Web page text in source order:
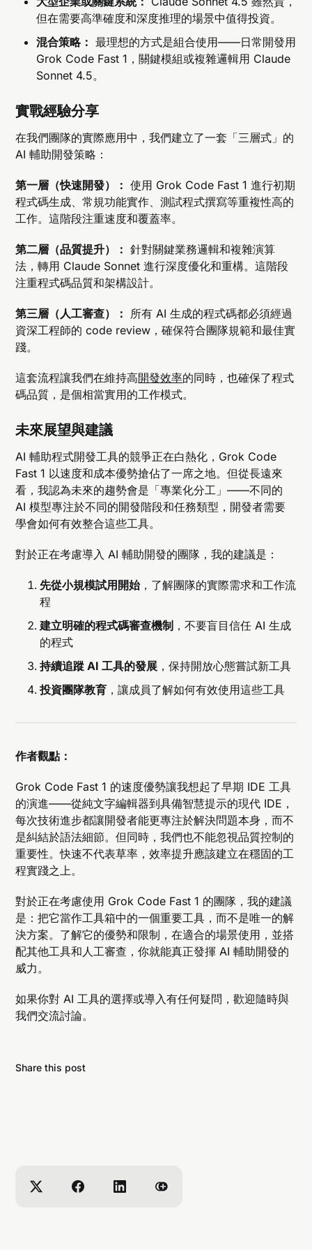
但在需要高準確度和深度推理的場景中值得投資。
混合策略： 最理想的方式是組合使用——日常開發用
Grok Code Fast 1，關鍵模組或複雜邏輯用 Claude
Sonnet 4.5。
實戰經驗分享
在我們團隊的實際應用中，我們建立了一套「三層式」的
AI 輔助開發策略：
第一層（快速開發）： 使用 Grok Code Fast 1 進行初期
程式碼生成、常規功能實作、測試程式撰寫等重複性高的
工作。這階段注重速度和覆蓋率。
第二層（品質提升）： 針對關鍵業務邏輯和複雜演算
法，轉用 Claude Sonnet 進行深度優化和重構。這階段
注重程式碼品質和架構設計。
第三層（人工審查）：
所有 AI 生成的程式碼都必須經過
資深工程師的 code review，確保符合團隊規範和最佳實
踐。
這套流程讓我們在維持高開發效率的同時，也確保了程式
碼品質，是個相當實用的工作模式。
未來展望與建議
AI 輔助程式開發工具的競爭正在白熱化，Grok Code
Fast 1 以速度和成本優勢搶佔了一席之地。但從長遠來
看，我認為未來的趨勢會是「專業化分工」——不同的
AI 模型專注於不同的開發階段和任務類型，開發者需要
學會如何有效整合這些工具。
對於正在考慮導入 AI 輔助開發的團隊，我的建議是：
先從小規模試用開始，了解團隊的實際需求和工作流
程
建立明確的程式碼審查機制 ，不要盲目信任 AI 生成
的程式
持續追蹤 AI 工具的發展 ，保持開放心態嘗試新工具
投資團隊教育 ，讓成員了解如何有效使用這些工具
作者觀點：
Grok Code Fast 1 的速度優勢讓我想起了早期 IDE 工具
的演進——從純文字編輯器到具備智慧提示的現代 IDE，
每次技術進步都讓開發者能更專注於解決問題本身，而不
是糾結於語法細節。但同時，我們也不能忽視品質控制的
重要性。快速不代表草率，效率提升應該建立在穩固的工
程實踐之上。
對於正在考慮使用 Grok Code Fast 1 的團隊，我的建議
是：把它當作工具箱中的一個重要工具，而不是唯一的解
決方案。了解它的優勢和限制，在適合的場景使用，並搭
配其他工具和人工審查，你就能真正發揮 AI 輔助開發的
威力。
如果你對 AI 工具的選擇或導入有任何疑問，歡迎隨時與
我們交流討論。
Share this post